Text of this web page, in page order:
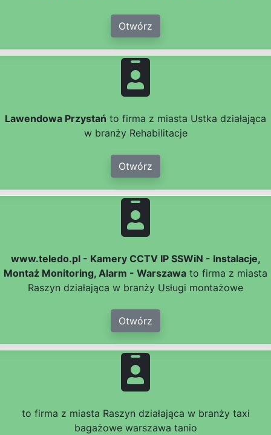
Otwórz
Lawendowa Przystań to firma z miasta Ustka działająca
w branży Rehabilitacje
Otwórz
www.teledo.pl - Kamery CCTV IP SSWiN - Instalacje,
Montaż Monitoring, Alarm - Warszawa to firma z miasta
Raszyn działająca w branży Usługi montażowe
Otwórz
to firma z miasta Raszyn działająca w branży taxi
bagażowe warszawa tanio